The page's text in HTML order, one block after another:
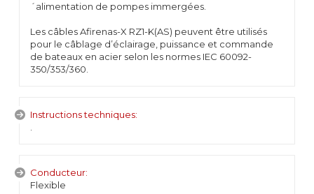
´alimentation de pompes immergées.
Les câbles Afirenas-X RZ1-K(AS) peuvent être utilisés
pour le câblage d’éclairage, puissance et commande
de bateaux en acier selon les normes IEC 60092-
350/353/360.
Instructions techniques:
Conducteur:
Flexible